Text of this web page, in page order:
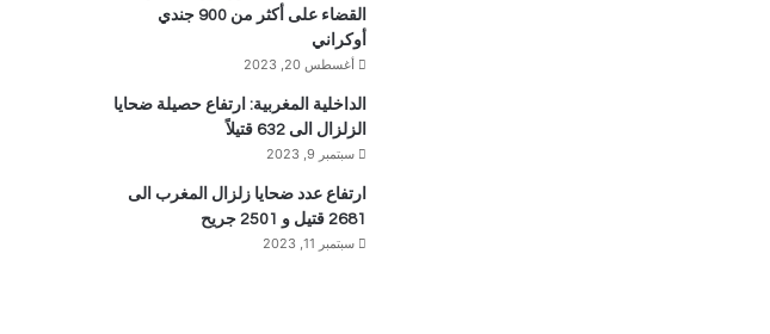
القضاء على أكثر من 900 جندي
أوكراني
أغسطس 20, 2023
الداخلية المغربية: ارتفاع حصيلة ضحايا
الزلزال الى 632 قتيلاً
سبتمبر 9, 2023
ارتفاع عدد ضحايا زلزال المغرب الى
2681 قتيل و 2501 جريح
سبتمبر 11, 2023